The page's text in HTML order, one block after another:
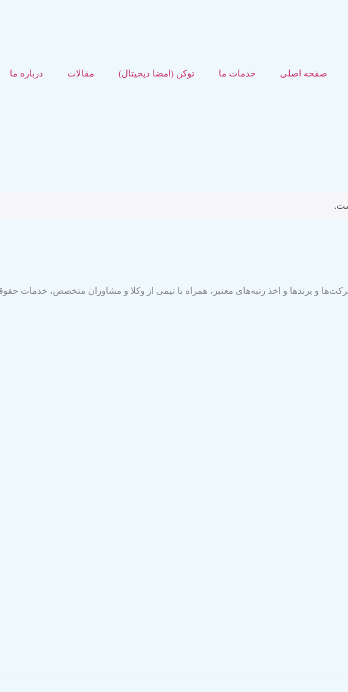
صفحه اصلی خدمات ما توکن (امضا دیجیتال) مقالات درباره ما
و برندها و اخذ رتبه‌های معتبر، همراه با تیمی از وکلا و مشاوران متخصص، خدمات